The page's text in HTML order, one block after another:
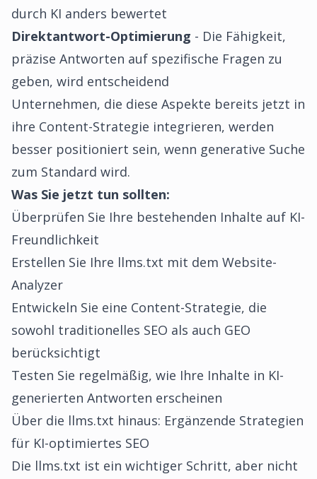
durch KI anders bewertet
Direktantwort-Optimierung - Die Fähigkeit,
präzise Antworten auf spezifische Fragen zu
geben, wird entscheidend
Unternehmen, die diese Aspekte bereits jetzt in
ihre Content-Strategie integrieren, werden
besser positioniert sein, wenn generative Suche
zum Standard wird.
Was Sie jetzt tun sollten:
Überprüfen Sie Ihre bestehenden Inhalte auf KI-
Freundlichkeit
Erstellen Sie Ihre llms.txt mit dem Website-
Analyzer
Entwickeln Sie eine Content-Strategie, die
sowohl traditionelles SEO als auch GEO
berücksichtigt
Testen Sie regelmäßig, wie Ihre Inhalte in KI-
generierten Antworten erscheinen
Über die llms.txt hinaus: Ergänzende Strategien
für KI-optimiertes SEO
Die llms.txt ist ein wichtiger Schritt, aber nicht